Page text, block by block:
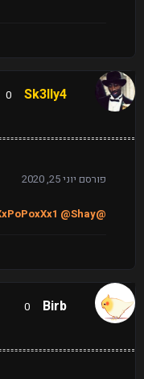
Sk3lly4
0
פורסם יוני 25, 2020
@1xXxPoPoxXx1
@Shay
Birb
0